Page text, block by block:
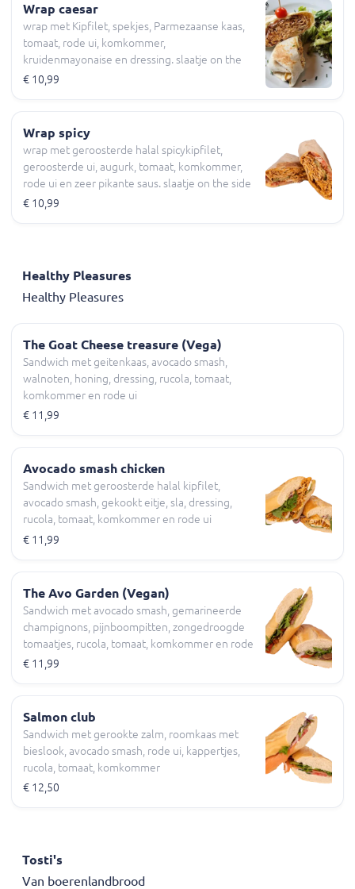
Wrap caesar
wrap met Kipfilet, spekjes, Parmezaanse kaas,
tomaat, rode ui, komkommer,
kruidenmayonaise en dressing. slaatje on the
side
€ 10,99
Wrap spicy
wrap met geroosterde halal spicykipfilet,
geroosterde ui, augurk, tomaat, komkommer,
rode ui en zeer pikante saus. slaatje on the side
€ 10,99
Healthy Pleasures
Healthy Pleasures
The Goat Cheese treasure (Vega)
Sandwich met geitenkaas, avocado smash,
walnoten, honing, dressing, rucola, tomaat,
komkommer en rode ui
€ 11,99
Avocado smash chicken
Sandwich met geroosterde halal kipfilet,
avocado smash, gekookt eitje, sla, dressing,
rucola, tomaat, komkommer en rode ui
€ 11,99
The Avo Garden (Vegan)
Sandwich met avocado smash, gemarineerde
champignons, pijnboompitten, zongedroogde
tomaatjes, rucola, tomaat, komkommer en rode
ui
€ 11,99
Salmon club
Sandwich met gerookte zalm, roomkaas met
bieslook, avocado smash, rode ui, kappertjes,
rucola, tomaat, komkommer
€ 12,50
Tosti's
Van boerenlandbrood